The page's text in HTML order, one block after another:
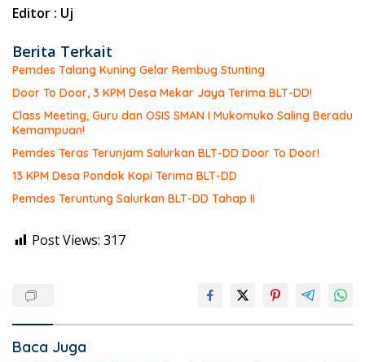
Editor : Uj
Berita Terkait
Pemdes Talang Kuning Gelar Rembug Stunting
Door To Door, 3 KPM Desa Mekar Jaya Terima BLT-DD!
Class Meeting, Guru dan OSIS SMAN I Mukomuko Saling Beradu
Kemampuan!
Pemdes Teras Terunjam Salurkan BLT-DD Door To Door!
13 KPM Desa Pondok Kopi Terima BLT-DD
Pemdes Teruntung Salurkan BLT-DD Tahap II
Post Views: 317
Baca Juga